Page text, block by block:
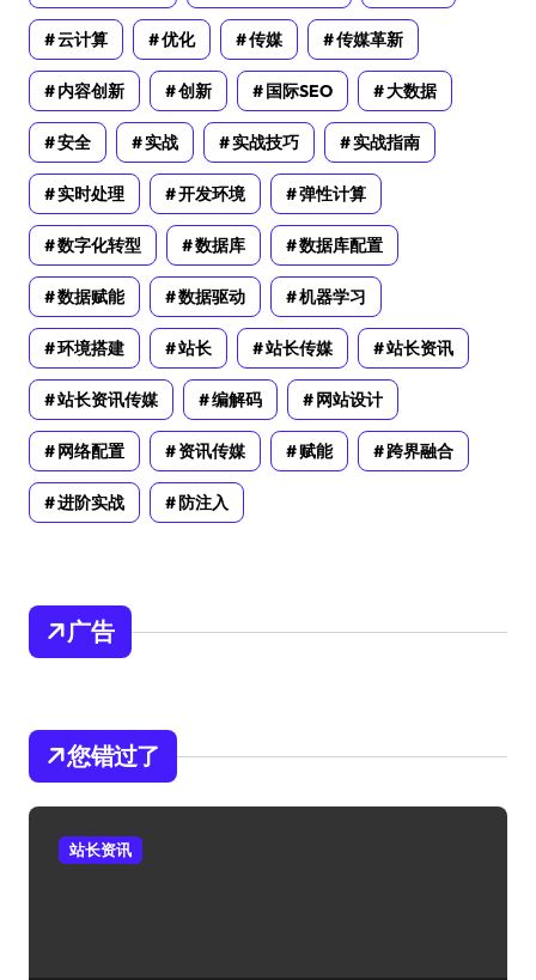
云计算 优化 传媒 传媒革新
内容创新 创新 国际SEO 大数据
安全 实战 实战技巧 实战指南
实时处理 开发环境 弹性计算
数字化转型 数据库 数据库配置
数据赋能 数据驱动 机器学习
环境搭建 站长 站长传媒 站长资讯
站长资讯传媒 编解码 网站设计
网络配置 资讯传媒 赋能 跨界融合
进阶实战 防注入
广告
您错过了
站长资讯